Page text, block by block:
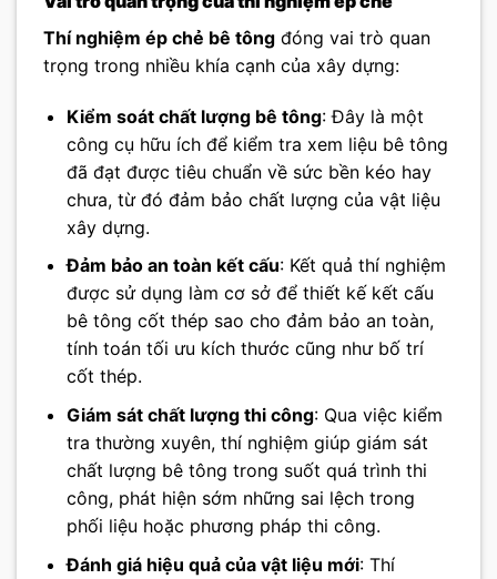
Thí nghiệm ép chẻ bê tông đóng vai trò quan
trọng trong nhiều khía cạnh của xây dựng:
Kiểm soát chất lượng bê tông: Đây là một
công cụ hữu ích để kiểm tra xem liệu bê tông
đã đạt được tiêu chuẩn về sức bền kéo hay
chưa, từ đó đảm bảo chất lượng của vật liệu
xây dựng.
Đảm bảo an toàn kết cấu: Kết quả thí nghiệm
được sử dụng làm cơ sở để thiết kế kết cấu
bê tông cốt thép sao cho đảm bảo an toàn,
tính toán tối ưu kích thước cũng như bố trí
cốt thép.
Giám sát chất lượng thi công: Qua việc kiểm
tra thường xuyên, thí nghiệm giúp giám sát
chất lượng bê tông trong suốt quá trình thi
công, phát hiện sớm những sai lệch trong
phối liệu hoặc phương pháp thi công.
Đánh giá hiệu quả của vật liệu mới: Thí